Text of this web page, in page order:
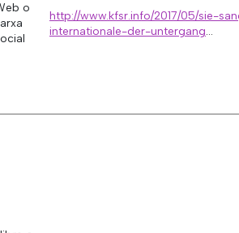
o
http://www.kfsr.info/2017/05/sie-
internationale-der-untergang...